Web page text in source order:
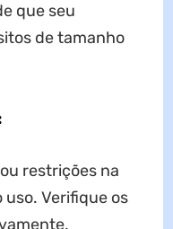
que seu
de tamanho
restrições na
Verifique os